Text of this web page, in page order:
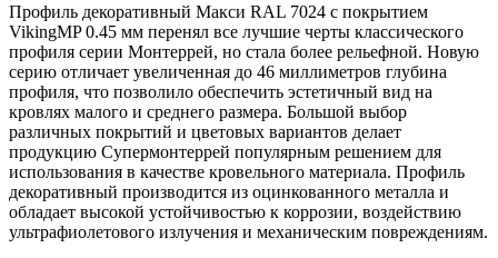
Профиль декоративный Макси RAL 7024 с покрытием
VikingMP 0.45 мм перенял все лучшие черты классического
профиля серии Монтеррей, но стала более рельефной. Новую
серию отличает увеличенная до 46 миллиметров глубина
профиля, что позволило обеспечить эстетичный вид на
кровлях малого и среднего размера. Большой выбор
различных покрытий и цветовых вариантов делает
продукцию Супермонтеррей популярным решением для
использования в качестве кровельного материала. Профиль
декоративный производится из оцинкованного металла и
обладает высокой устойчивостью к коррозии, воздействию
ультрафиолетового излучения и механическим повреждениям.